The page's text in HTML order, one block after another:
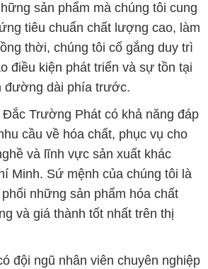
sản phẩm mà chúng tôi cung
tiêu chuẩn chất lượng cao, làm
thời, chúng tôi cố gắng duy trì
điều kiện phát triển và sự tồn tại
đường dài phía trước.
Trường Phát có khả năng đáp
cầu về hóa chất, phục vụ cho
và lĩnh vực sản xuất khác
Minh. Sứ mệnh của chúng tôi là
những sản phẩm hóa chất
và giá thành tốt nhất trên thị
đội ngũ nhân viên chuyên nghiệp